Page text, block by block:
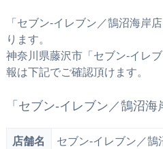
「セブン‐イレブン／鵠沼海岸
ります。
神奈川県藤沢市「セブン‐イレ
報は下記でご確認頂けます。
「セブン‐イレブン／鵠沼
店舗名 セブン‐イレブン／鵠